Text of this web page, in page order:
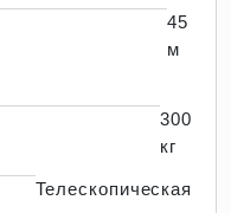
45
м
300
кг
Телескопическая